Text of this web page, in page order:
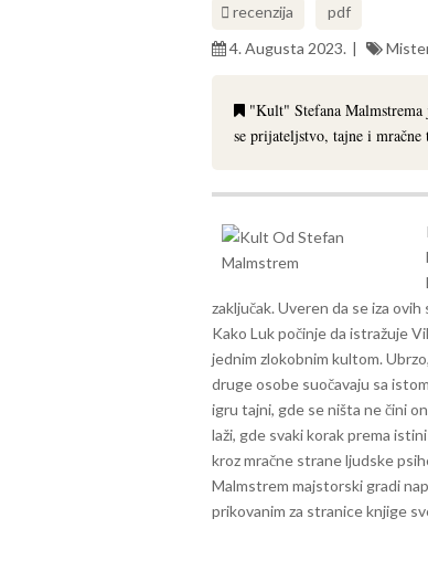
recenzija
pdf
4. Augusta 2023.
"Kult" Stefana
se prijateljstvo, tajne i mračne
zaključak. Uveren da se iza
Kako Luk počinje da istražuje
jednim zlokobnim kultom.
druge osobe suočavaju sa
igru tajni, gde se ništa ne čini
laži, gde svaki korak prema
kroz mračne strane ljudske
Malmstrem majstorski gradi
prikovanim za stranice knjige